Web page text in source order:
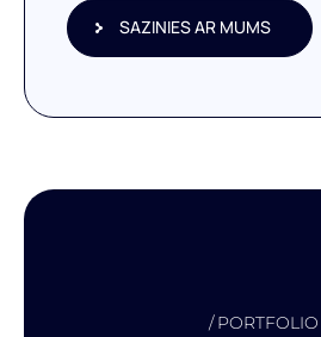
SAZINIES AR MUMS
PORTFOLIO